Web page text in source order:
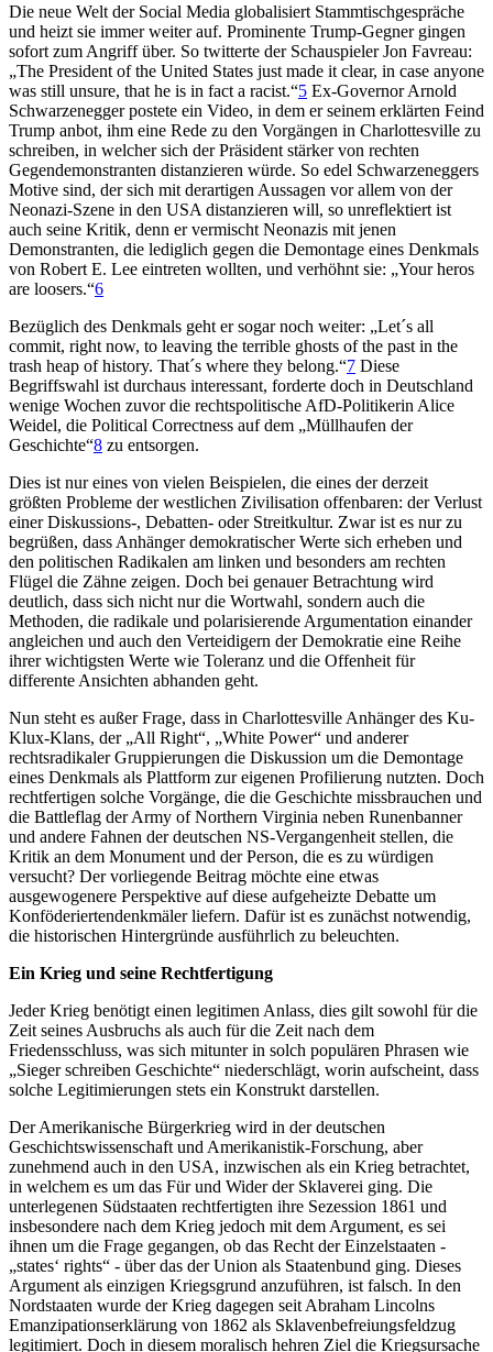
Die neue Welt der Social Media globalisiert Stammtischgespräche
und heizt sie immer weiter auf. Prominente Trump-Gegner gingen
sofort zum Angriff über. So twitterte der Schauspieler Jon Favreau:
„The President of the United States just made it clear, in case anyone
was still unsure, that he is in fact a racist.“5 Ex-Governor Arnold
Schwarzenegger postete ein Video, in dem er seinem erklärten Feind
Trump anbot, ihm eine Rede zu den Vorgängen in Charlottesville zu
schreiben, in welcher sich der Präsident stärker von rechten
Gegendemonstranten distanzieren würde. So edel Schwarzeneggers
Motive sind, der sich mit derartigen Aussagen vor allem von der
Neonazi-Szene in den USA distanzieren will, so unreflektiert ist
auch seine Kritik, denn er vermischt Neonazis mit jenen
Demonstranten, die lediglich gegen die Demontage eines Denkmals
von Robert E. Lee eintreten wollten, und verhöhnt sie: „Your heros
are loosers.“6
Bezüglich des Denkmals geht er sogar noch weiter: „Let´s all
commit, right now, to leaving the terrible ghosts of the past in the
trash heap of history. That´s where they belong.“7 Diese
Begriffswahl ist durchaus interessant, forderte doch in Deutschland
wenige Wochen zuvor die rechtspolitische AfD-Politikerin Alice
Weidel, die Political Correctness auf dem „Müllhaufen der
Geschichte“8 zu entsorgen.
Dies ist nur eines von vielen Beispielen, die eines der derzeit
größten Probleme der westlichen Zivilisation offenbaren: der Verlust
einer Diskussions-, Debatten- oder Streitkultur. Zwar ist es nur zu
begrüßen, dass Anhänger demokratischer Werte sich erheben und
den politischen Radikalen am linken und besonders am rechten
Flügel die Zähne zeigen. Doch bei genauer Betrachtung wird
deutlich, dass sich nicht nur die Wortwahl, sondern auch die
Methoden, die radikale und polarisierende Argumentation einander
angleichen und auch den Verteidigern der Demokratie eine Reihe
ihrer wichtigsten Werte wie Toleranz und die Offenheit für
differente Ansichten abhanden geht.
Nun steht es außer Frage, dass in Charlottesville Anhänger des Ku-
Klux-Klans, der „All Right“, „White Power“ und anderer
rechtsradikaler Gruppierungen die Diskussion um die Demontage
eines Denkmals als Plattform zur eigenen Profilierung nutzten. Doch
rechtfertigen solche Vorgänge, die die Geschichte missbrauchen und
die Battleflag der Army of Northern Virginia neben Runenbanner
und andere Fahnen der deutschen NS-Vergangenheit stellen, die
Kritik an dem Monument und der Person, die es zu würdigen
versucht? Der vorliegende Beitrag möchte eine etwas
ausgewogenere Perspektive auf diese aufgeheizte Debatte um
Konföderiertendenkmäler liefern. Dafür ist es zunächst notwendig,
die historischen Hintergründe ausführlich zu beleuchten.
Ein Krieg und seine Rechtfertigung
Jeder Krieg benötigt einen legitimen Anlass, dies gilt sowohl für die
Zeit seines Ausbruchs als auch für die Zeit nach dem
Friedensschluss, was sich mitunter in solch populären Phrasen wie
„Sieger schreiben Geschichte“ niederschlägt, worin aufscheint, dass
solche Legitimierungen stets ein Konstrukt darstellen.
Der Amerikanische Bürgerkrieg wird in der deutschen
Geschichtswissenschaft und Amerikanistik-Forschung, aber
zunehmend auch in den USA, inzwischen als ein Krieg betrachtet,
in welchem es um das Für und Wider der Sklaverei ging. Die
unterlegenen Südstaaten rechtfertigten ihre Sezession 1861 und
insbesondere nach dem Krieg jedoch mit dem Argument, es sei
ihnen um die Frage gegangen, ob das Recht der Einzelstaaten -
„states‘ rights“ - über das der Union als Staatenbund ging. Dieses
Argument als einzigen Kriegsgrund anzuführen, ist falsch. In den
Nordstaaten wurde der Krieg dagegen seit Abraham Lincolns
Emanzipationserklärung von 1862 als Sklavenbefreiungsfeldzug
legitimiert. Doch in diesem moralisch hehren Ziel die Kriegsursache